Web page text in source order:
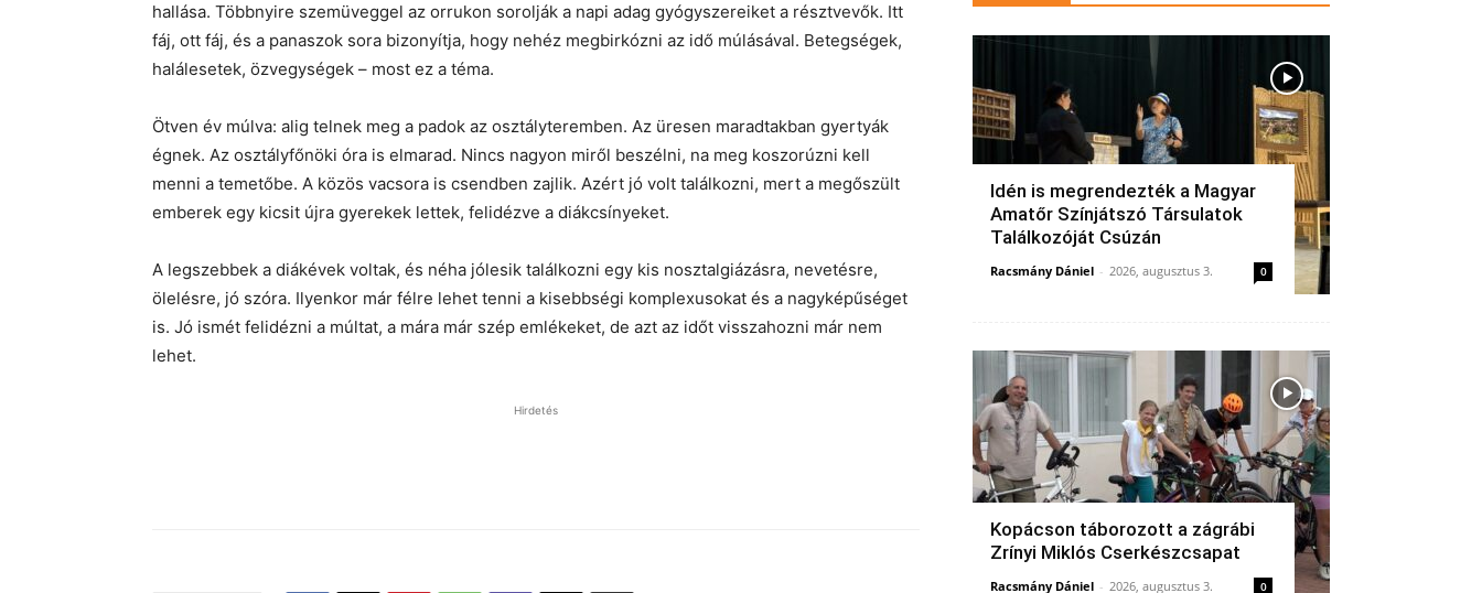
hallása. Többnyire szemüveggel az orrukon sorolják a napi adag gyógyszereiket a résztvevők. Itt
fáj, ott fáj, és a panaszok sora bizonyítja, hogy nehéz megbirkózni az idő múlásával. Betegségek,
halálesetek, özvegységek – most ez a téma.
Ötven év múlva: alig telnek meg a padok az osztályteremben. Az üresen maradtakban gyertyák
égnek. Az osztályfőnöki óra is elmarad. Nincs nagyon miről beszélni, na meg koszorúzni kell
menni a temetőbe. A közös vacsora is csendben zajlik. Azért jó volt találkozni, mert a megőszült
emberek egy kicsit újra gyerekek lettek, felidézve a diákcsínyeket.
A legszebbek a diákévek voltak, és néha jólesik találkozni egy kis nosztalgiázásra, nevetésre,
ölelésre, jó szóra. Ilyenkor már félre lehet tenni a kisebbségi komplexusokat és a nagyképűséget
is. Jó ismét felidézni a múltat, a mára már szép emlékeket, de azt az időt visszahozni már nem
lehet.
Hirdetés
Idén is megrendezték a Magyar
Amatőr Színjátszó Társulatok
Találkozóját Csúzán
Racsmány Dániel - 2026, augusztus 3. 0
Kopácson táborozott a zágrábi
Zrínyi Miklós Cserkészcsapat
Racsmány Dániel - 2026, augusztus 3. 0